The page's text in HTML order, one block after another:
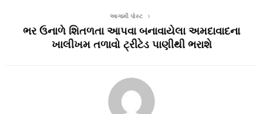
આગામી પોસ્ટ
ભર ઉનાળે શિતળતા આપવા બનાવાયેલા અમદાવાદના
ખાલીખમ તળાવો ટ્રીટેડ પાણીથી ભરાશે